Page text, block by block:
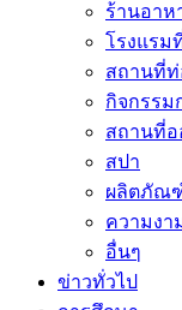
ร้านอาห
โรงแรม
สถานที่ท่
กิจกรรม
สถานที่อ
สปา
ผลิตภัณ
ความงา
อื่นๆ
ข่าวทั่วไป